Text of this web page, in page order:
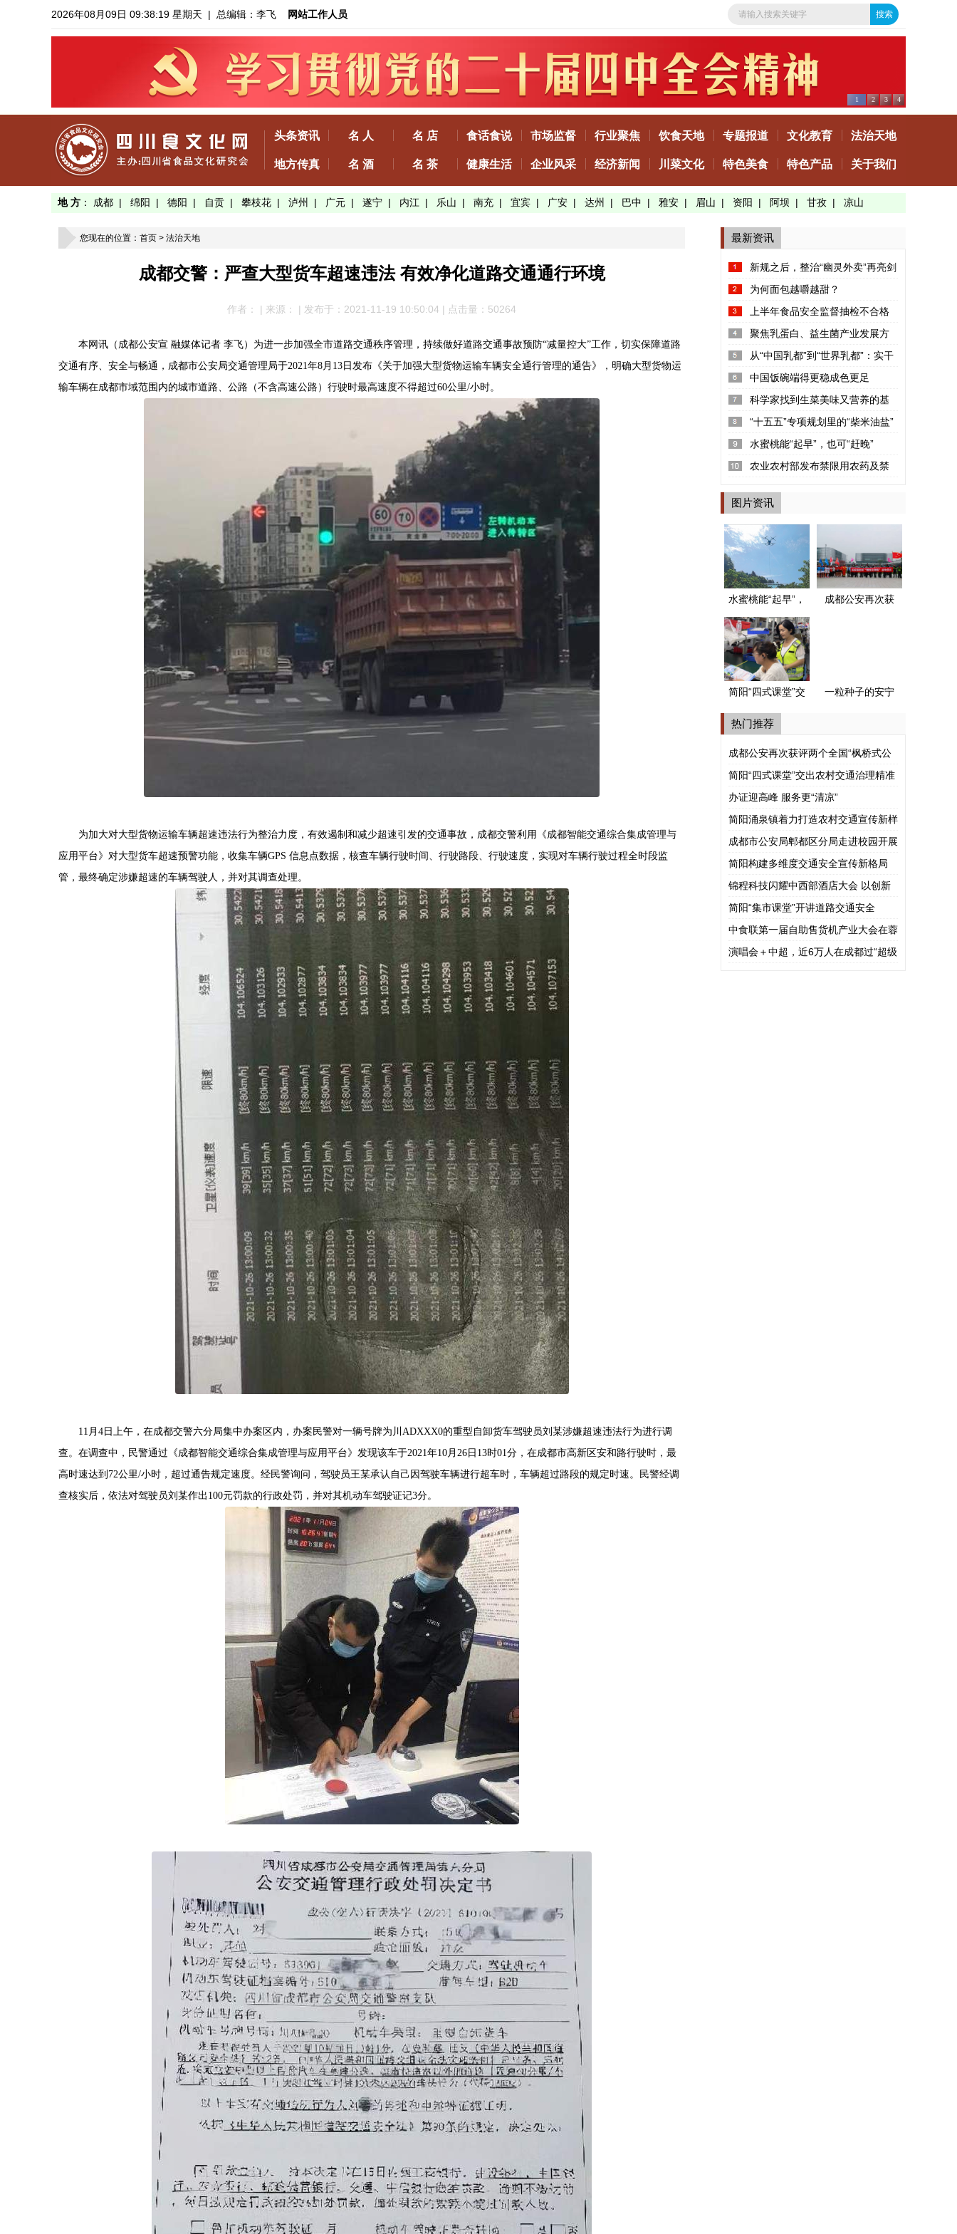
2026年08月09日 09:38:20 星期天 | 总编辑：李飞 网站工作人员
1 2 3 4
头条资讯 名 人 名 店 食话食说 市场监督 行业聚焦 饮食天地 专题报道 文化教育 法治天地
地方传真 名 酒 名 茶 健康生活 企业风采 经济新闻 川菜文化 特色美食 特色产品 关于我们
地 方 ： 成都 | 绵阳 | 德阳 | 自贡 | 攀枝花 | 泸州 | 广元 | 遂宁 | 内江 | 乐山 | 南充 | 宜宾 | 广安 | 达州 | 巴中 | 雅安 | 眉山 | 资阳 | 阿坝 | 甘孜 | 凉山
最新资讯
新规之后，整治“幽灵外卖”再亮剑
为何面包越嚼越甜？
上半年食品安全监督抽检不合格
率2.22%聚焦乳蛋白、益生菌产业发展方
向 “可感知高品质探寻荟”呼和浩...
从“中国乳都”到“世界乳都”：实干
铸就的产业丰碑
中国饭碗端得更稳成色更足
科学家找到生菜美味又营养的基
因密码“十五五”专项规划里的“柴米油盐”
水蜜桃能“起早”，也可“赶晚”
农业农村部发布禁限用农药及禁
图片资讯
水蜜桃能“起早”，
也可“赶晚”
成都公安再次获
简阳“四式课堂”交
出农村交通治理
精准答卷
一粒种子的安宁
热门推荐
成都公安再次获评两个全国“枫桥式公
安派出所”
简阳“四式课堂”交出农村交通治理精准
答卷
办证迎高峰 服务更“清凉”
简阳涌泉镇着力打造农村交通宣传新样
板
成都市公安局郫都区分局走进校园开展
涉外法治宣讲
简阳构建多维度交通安全宣传新格局
锦程科技闪耀中西部酒店大会 以创新
模式赋能酒旅产业共赢
简阳“集市课堂”开讲道路交通安全
中食联第一届自助售货机产业大会在蓉
举行
演唱会＋中超，近6万人在成都过“超级
您现在的位置： 首页 > 法治天地
成都交警：严查大型货车超速违法 有效净化道路交通通行环境
作者： | 来源： | 发布于：2021-11-19 10:50:04 | 点击量：50264
本网讯（成都公安宣 融媒体记者 李飞）为进一步加强全市道路交通秩序管理，持续做好道路交通事故预防“减量控大”工作，切实保障道路
交通有序、安全与畅通，成都市公安局交通管理局于2021年8月13日发布《关于加强大型货物运输车辆安全通行管理的通告》，明确大型货物运
输车辆在成都市域范围内的城市道路、公路（不含高速公路）行驶时最高速度不得超过60公里/小时。
为加大对大型货物运输车辆超速违法行为整治力度，有效遏制和减少超速引发的交通事故，成都交警利用《成都智能交通综合集成管理与
应用平台》对大型货车超速预警功能，收集车辆GPS 信息点数据，核查车辆行驶时间、行驶路段、行驶速度，实现对车辆行驶过程全时段监
管，最终确定涉嫌超速的车辆驾驶人，并对其调查处理。
11月4日上午，在成都交警六分局集中办案区内，办案民警对一辆号牌为川ADXXX0的重型自卸货车驾驶员刘某涉嫌超速违法行为进行调
查。在调查中，民警通过《成都智能交通综合集成管理与应用平台》发现该车于2021年10月26日13时01分，在成都市高新区安和路行驶时，最
高时速达到72公里/小时，超过通告规定速度。经民警询问，驾驶员王某承认自己因驾驶车辆进行超车时，车辆超过路段的规定时速。民警经调
查核实后，依法对驾驶员刘某作出100元罚款的行政处罚，并对其机动车驾驶证记3分。